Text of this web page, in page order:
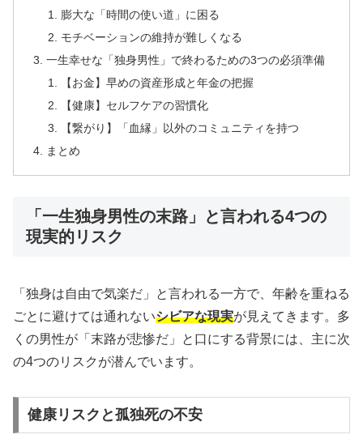
膨大な「時間の使い道」に困る
モチベーションの維持が難しくなる
一生幸せな「独身男性」で終わるための3つの必須準備
【お金】早めの資産形成と年金の把握
【健康】セルフケアの習慣化
【繋がり】「血縁」以外のコミュニティを持つ
まとめ
「一生独身男性の末路」と言われる4つの
現実的リスク
「独身は自由で気楽だ」と言われる一方で、年齢を重ねる
ごとに避けては通れないシビアな現実が見えてきます。多
くの男性が「末路が悲惨だ」と口にする背景には、主に次
の4つのリスクが潜んでいます。
健康リスクと孤独死の不安